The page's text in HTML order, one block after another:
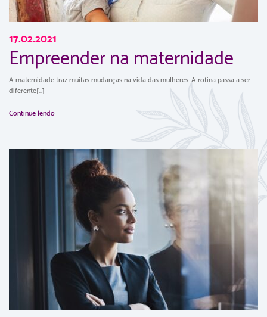
17.02.2021
Empreender na maternidade
A maternidade traz muitas mudanças na vida das mulheres. A rotina passa a ser
diferente[...]
Continue lendo